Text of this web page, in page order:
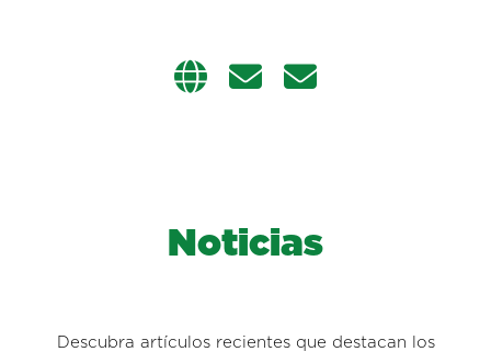
Noticias
Descubra artículos recientes que destacan los